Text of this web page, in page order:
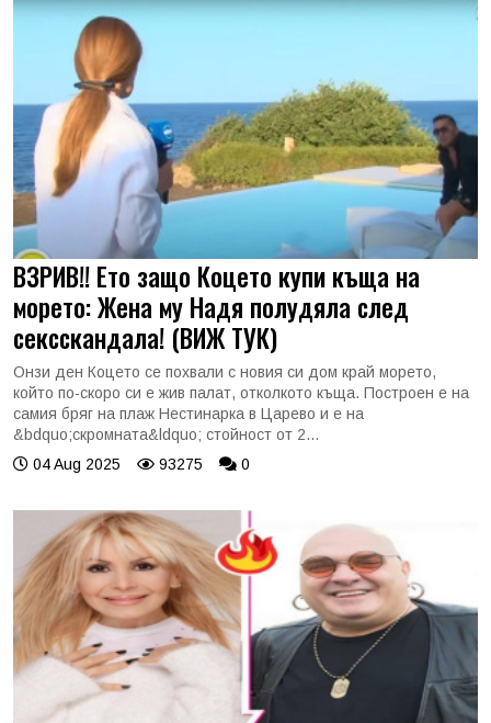
ВЗРИВ!! Ето защо Коцето купи къща на
морето: Жена му Надя полудяла след
сексскандала! (ВИЖ ТУК)
Онзи ден Коцето се похвали с новия си дом край морето,
който по-скоро си е жив палат, отколкото къща. Построен е на
самия бряг на плаж Нестинарка в Царево и е на
&bdquo;скромната&ldquo; стойност от 2...
04 Aug 2025
93275 0